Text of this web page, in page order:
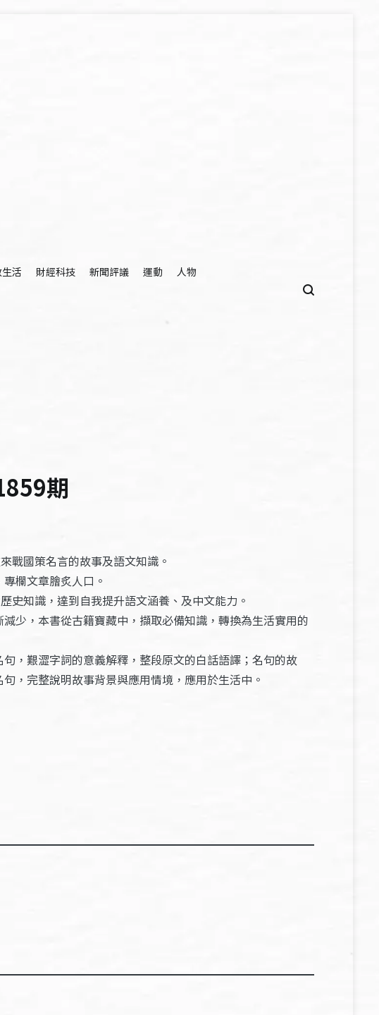
活 財經科技 新聞評議 運動 人物
期
戰國策名言的故事及語文知識。
欄文章膾炙人口。
史知識，達到自我提升語文涵養、及中文能力。
少，本書從古籍寶藏中，擷取必備知識，轉換為生活實用的
，艱澀字詞的意義解釋，整段原文的白話語譯；名句的故
，完整說明故事背景與應用情境，應用於生活中。